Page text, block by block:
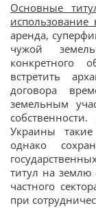
Основные
использование
аренда,
чужой
конкретного
встретить
договора
земельным
Украины
однако
титул на землю
частного
при